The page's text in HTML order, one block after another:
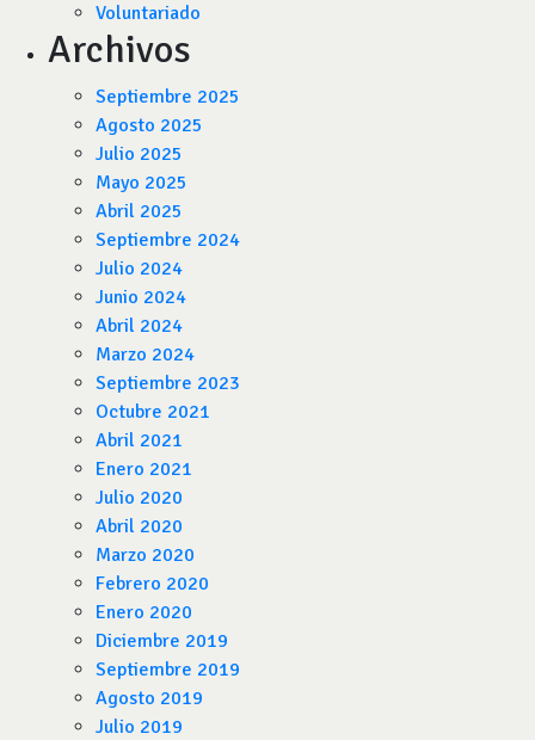
Voluntariado
Archivos
Septiembre 2025
Agosto 2025
Julio 2025
Mayo 2025
Abril 2025
Septiembre 2024
Julio 2024
Junio 2024
Abril 2024
Marzo 2024
Septiembre 2023
Octubre 2021
Abril 2021
Enero 2021
Julio 2020
Abril 2020
Marzo 2020
Febrero 2020
Enero 2020
Diciembre 2019
Septiembre 2019
Agosto 2019
Julio 2019